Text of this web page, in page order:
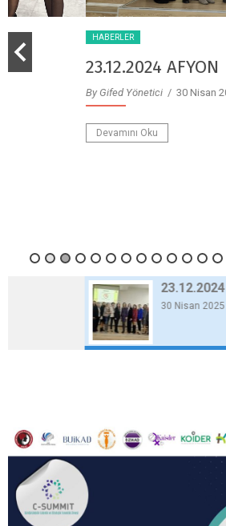
23.12.2024 AFYON
/ 30 Nisan 2025
23.12.2024
30 Nisan 2025